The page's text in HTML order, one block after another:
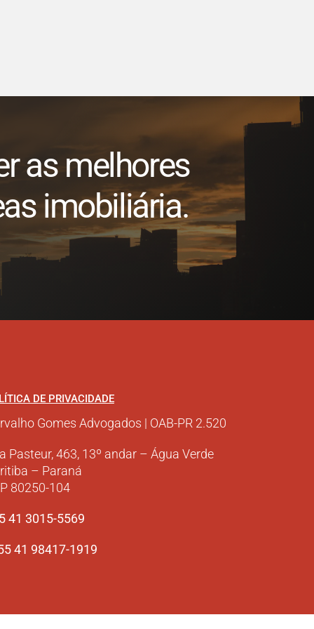
as melhores
imobiliária.
DE PRIVACIDADE
Gomes Advogados | OAB-PR 2.520
Pasteur, 463, 13º andar – Água Verde
– Paraná
80250-104
41 3015-5569
41 98417-1919